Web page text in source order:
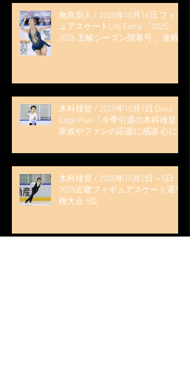
無良崇人 / 2025年10月16日 フィギ
ュアスケートLife Extra 「2025-
2026 五輪シーズン開幕号 」連載
木科雄登 / 2025年10月7日 Deep
Edge Plus『今季引退の木科雄登、
家族やファンの応援に感謝 心に響
見に来て」』
木科雄登 / 2025年10月2日～5日
2025近畿フィギュアスケート選手
権大会 5位